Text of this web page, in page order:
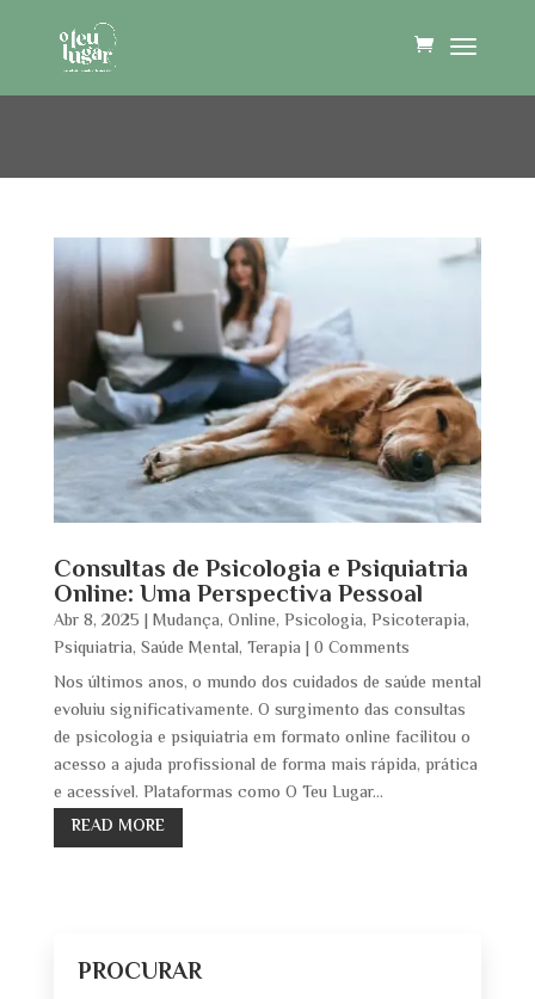
Online
Consultas de Psicologia e Psiquiatria
Online: Uma Perspectiva Pessoal
Abr 8, 2025 | Mudança, Online, Psicologia, Psicoterapia,
Psiquiatria, Saúde Mental, Terapia | 0 Comments
Nos últimos anos, o mundo dos cuidados de saúde mental
evoluiu significativamente. O surgimento das consultas
de psicologia e psiquiatria em formato online facilitou o
acesso a ajuda profissional de forma mais rápida, prática
e acessível. Plataformas como O Teu Lugar...
READ MORE
PROCURAR